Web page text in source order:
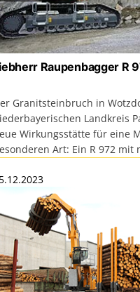
Raupenbagger R
Granitsteinbruch in
Landkreis
Wirkungsstätte für eine
Art: Ein R 972 mit